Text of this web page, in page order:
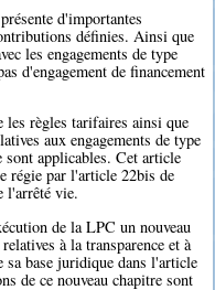
d'importantes
définies. Ainsi que
les engagements de type
d'engagement de financement
les règles tarifaires ainsi que
aux engagements de type
applicables. Cet article
régie par l'article 22bis de
l'arrêté vie.
de la LPC un nouveau
à la transparence et à
base juridique dans l'article
de ce nouveau chapitre sont